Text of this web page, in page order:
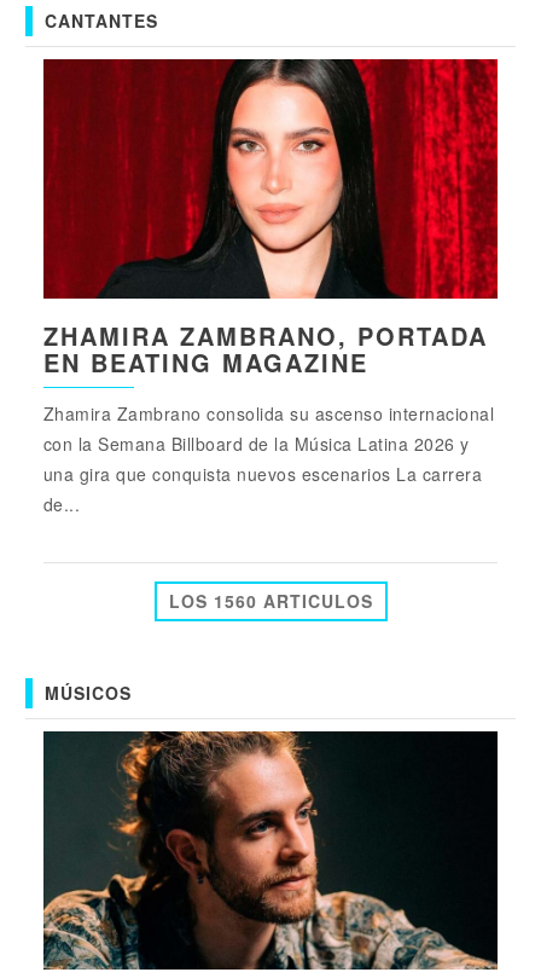
CANTANTES
ZHAMIRA ZAMBRANO, PORTADA
EN BEATING MAGAZINE
Zhamira Zambrano consolida su ascenso internacional
con la Semana Billboard de la Música Latina 2026 y
una gira que conquista nuevos escenarios La carrera
de...
LOS 1560 ARTICULOS
MÚSICOS